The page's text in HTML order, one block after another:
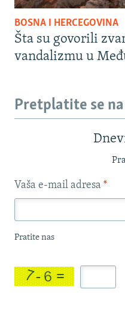
BOSNA I HERCEGOVINA
Šta su govorili
vandalizmu u
Pretplatite se
Vaša e-mail adresa *
Pratite nas